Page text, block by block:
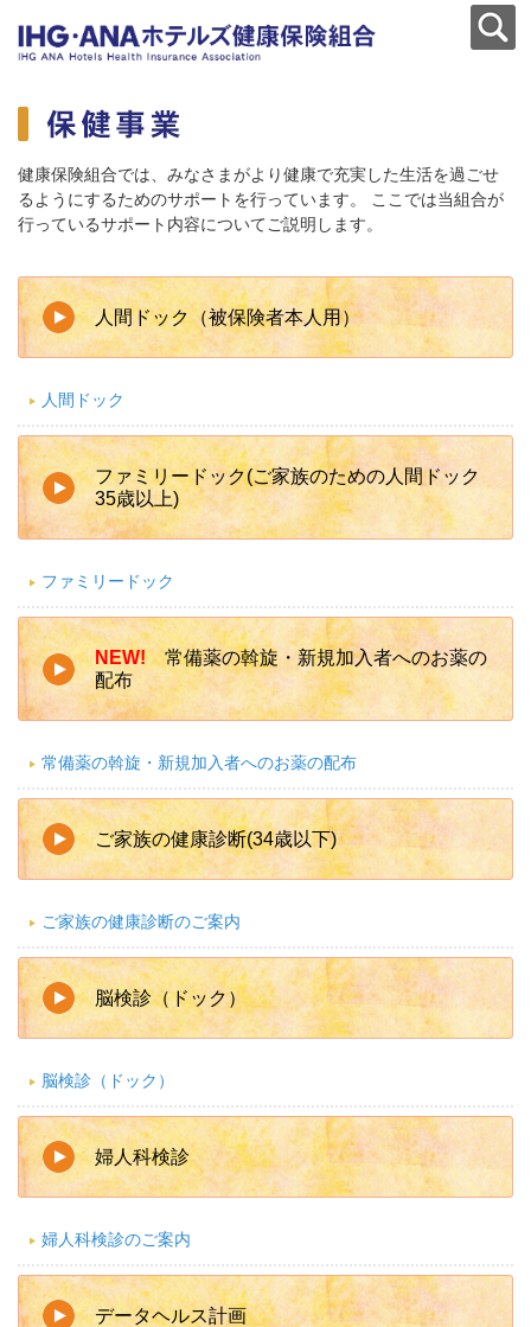
健康保険組合では、みなさまがより健康で充実した生活を過ごせ
るようにするためのサポートを行っています。 ここでは当組合が
行っているサポート内容についてご説明します。
人間ドック（被保険者本人用）
人間ドック
ファミリードック(ご家族のための人間ドック
35歳以上)
ファミリードック
NEW!常備薬の斡旋・新規加入者へのお薬の
配布
常備薬の斡旋・新規加入者へのお薬の配布
ご家族の健康診断(34歳以下)
ご家族の健康診断のご案内
脳検診（ドック）
脳検診（ドック）
婦人科検診
婦人科検診のご案内
データヘルス計画